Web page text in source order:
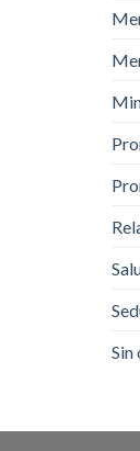
Sin